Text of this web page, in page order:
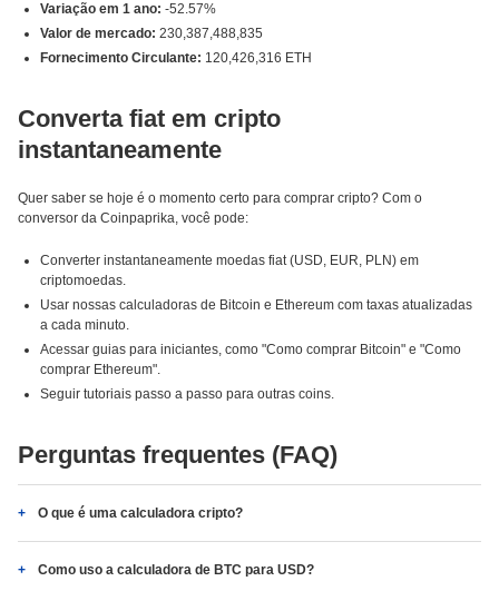
Variação em 1 ano: -52.57%
Valor de mercado: 230,387,488,835
Fornecimento Circulante: 120,426,316 ETH
Converta fiat em cripto
instantaneamente
Quer saber se hoje é o momento certo para comprar cripto? Com o
conversor da Coinpaprika, você pode:
Converter instantaneamente moedas fiat (USD, EUR, PLN) em
criptomoedas.
Usar nossas calculadoras de Bitcoin e Ethereum com taxas atualizadas
a cada minuto.
Acessar guias para iniciantes, como "Como comprar Bitcoin" e "Como
comprar Ethereum".
Seguir tutoriais passo a passo para outras coins.
Perguntas frequentes (FAQ)
O que é uma calculadora cripto?
Como uso a calculadora de BTC para USD?